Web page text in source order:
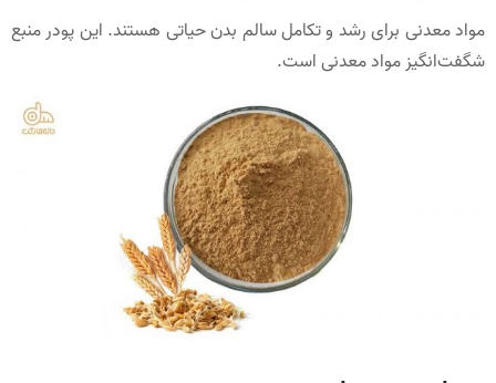
مواد معدنی برای رشد و تکامل سالم بدن حیاتی هستند. این پودر منبع
شگفت‌انگیز مواد معدنی است.